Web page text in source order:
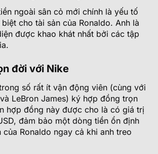
ngoài sân cỏ mới chính là yếu tố
cho tài sản của Ronaldo. Anh là
được khao khát nhất bởi các tập
đời với Nike
số rất ít vận động viên (cùng với
LeBron James) ký hợp đồng trọn
hợp đồng này được cho là có giá trị
đảm bảo một dòng tiền ổn định
của Ronaldo ngay cả khi anh treo